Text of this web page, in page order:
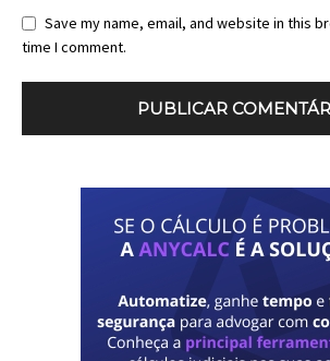
Save my name, email, and website in this
time I comment.